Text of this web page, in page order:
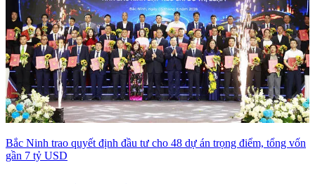
Bắc Ninh trao quyết định đầu tư cho 48 dự án trọng điểm, tổng vốn
gần 7 tỷ USD